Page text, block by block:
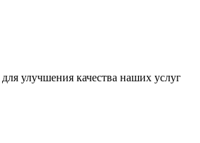
для улучшения качества наших услуг